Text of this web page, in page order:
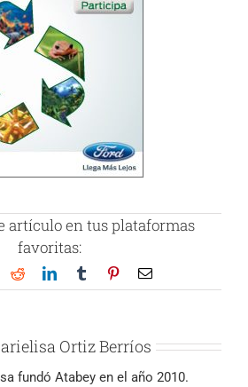
artículo en tus plataformas
favoritas:
RedditLinkedInTumblr PinterestCorreo
electrónico
Ortiz Berríos
fundó Atabey en el año 2010.